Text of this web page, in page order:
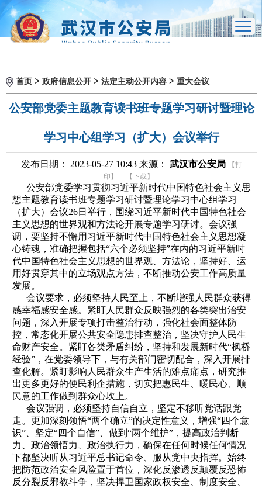
首页 > 政府信息公开 > 法定主动公开内容 > 重大会议
公安部党委主题教育读书班专题学习研讨暨理论
学习中心组学习（扩大）会议举行
发布日期： 2023-05-27 10:43 来源： 武汉市公安局
【打
印】
【下载】
公安部党委学习贯彻习近平新时代中国特色社会主义思
想主题教育读书班专题学习研讨暨理论学习中心组学习
（扩大）会议26日举行，围绕习近平新时代中国特色社会
主义思想的世界观和方法论开展专题学习研讨。会议强
调，要坚持不懈用习近平新时代中国特色社会主义思想凝
心铸魂，准确把握包括“六个必须坚持”在内的习近平新时
代中国特色社会主义思想的世界观、方法论，坚持好、运
用好贯穿其中的立场观点方法，不断推动公安工作高质量
发展。
会议要求，必须坚持人民至上，不断增强人民群众获得
感幸福感安全感。紧盯人民群众反映强烈的各类突出治安
问题，深入开展专项打击整治行动，强化社会面整体防
控，常态化开展公共安全隐患排查整治，坚决守护人民生
命财产安全。紧盯各类矛盾纠纷，坚持和发展新时代“枫桥
经验”，在党委领导下，与有关部门密切配合，深入开展排
查化解。紧盯影响人民群众生产生活的难点痛点，研究推
出更多更好的便民利企措施，切实把惠民生、暖民心、顺
民意的工作做到群众心坎上。
会议强调，必须坚持自信自立，坚定不移听党话跟党
走。更加深刻领悟“两个确立”的决定性意义，增强“四个意
识”、坚定“四个自信”、做到“两个维护”，提高政治判断
力、政治领悟力、政治执行力，确保在任何时候任何情况
下都坚决听从习近平总书记命令、服从党中央指挥。始终
把防范政治安全风险置于首位，深化反渗透反颠覆反恐怖
反分裂反邪教斗争，坚决捍卫国家政权安全、制度安全、